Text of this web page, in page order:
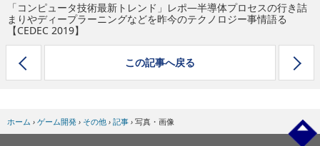
「コンピュータ技術最新トレンド」レポ―半導体プロセスの行き詰
まりやディープラーニングなどを昨今のテクノロジー事情語る
【CEDEC 2019】
この記事へ戻る
ホーム › ゲーム開発 › その他 › 記事 › 写真・画像